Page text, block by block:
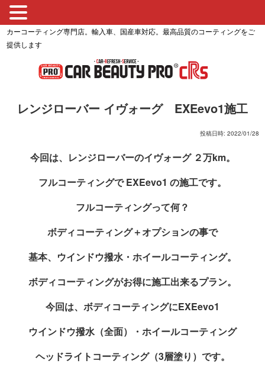
カーコーティング専門店。輸入車、国産車対応。最高品質のコーティングをご
提供します
レンジローバー イヴォーグ EXEevo1施工
投稿日時: 2022/01/28
今回は、レンジローバーのイヴォーグ ２万km。
フルコーティングで EXEevo1 の施工です。
フルコーティングって何？
ボディコーティング＋オプションの事で
基本、ウインドウ撥水・ホイールコーティング。
ボディコーティングがお得に施工出来るプラン。
今回は、ボディコーティングにEXEevo1
ウインドウ撥水（全面）・ホイールコーティング
ヘッドライトコーティング（3層塗り）です。